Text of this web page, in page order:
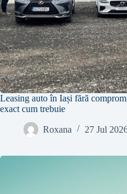
Leasing auto în Iași fără
exact cum trebuie
Roxana 27 Jul